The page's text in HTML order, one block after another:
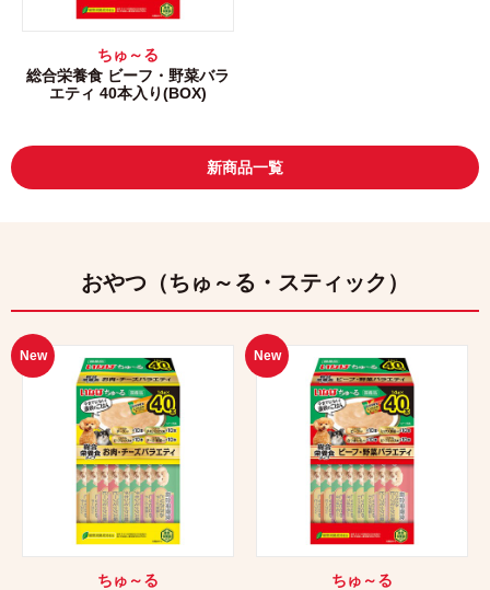
ちゅ～る
総合栄養食 ビーフ・野菜バラ
エティ 40本入り(BOX)
新商品一覧
おやつ（ちゅ～る・スティック）
New
ちゅ～る
New
ちゅ～る